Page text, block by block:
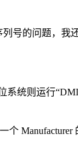
号的问题，
统则运行
个